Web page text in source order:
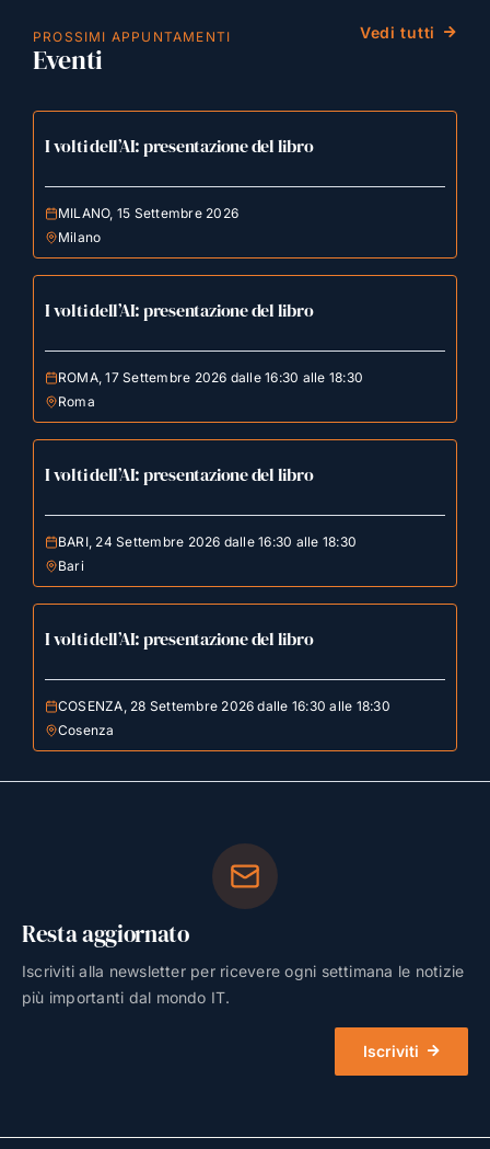
PROSSIMI APPUNTAMENTI
Eventi
Vedi tutti
I volti dell’AI: presentazione del libro
MILANO, 15 Settembre 2026
Milano
I volti dell’AI: presentazione del libro
ROMA, 17 Settembre 2026 dalle 16:30 alle 18:30
Roma
I volti dell’AI: presentazione del libro
BARI, 24 Settembre 2026 dalle 16:30 alle 18:30
Bari
I volti dell’AI: presentazione del libro
COSENZA, 28 Settembre 2026 dalle 16:30 alle 18:30
Cosenza
Resta aggiornato
Iscriviti alla newsletter per ricevere ogni settimana le notizie
più importanti dal mondo IT.
Iscriviti